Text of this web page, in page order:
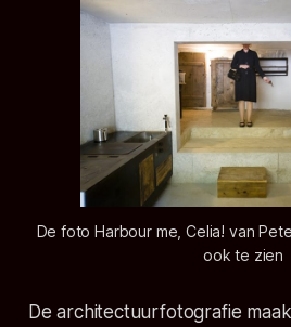
De foto Harbour me, Celia! van
ook te zien
De architectuurfotografie